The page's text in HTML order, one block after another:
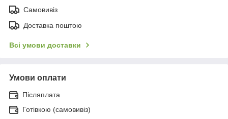
Самовивіз
Доставка поштою
Всі умови доставки
Умови оплати
Післяплата
Готівкою (самовивіз)